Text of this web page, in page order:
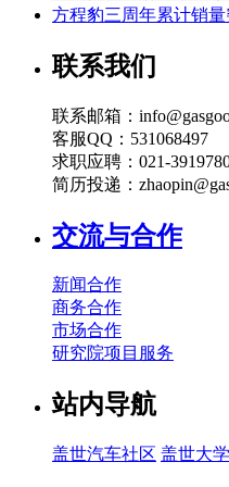
方程豹三周年累计销量
联系我们
联系邮箱：
客服QQ：531068497
求职应聘：021-
简历投递：
交流与合作
新闻合作
商务合作
市场合作
研究院项目服务
站内导航
盖世汽车社区 盖世大